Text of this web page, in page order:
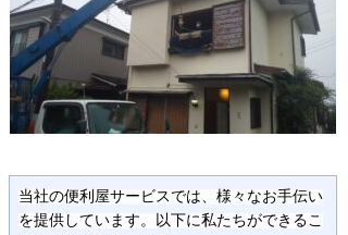
当社の便利屋サービスでは、様々なお手伝い
を提供しています。以下に私たちができるこ